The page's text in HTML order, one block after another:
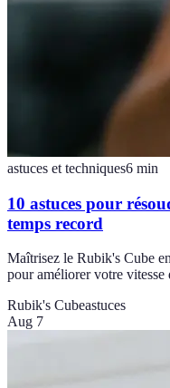
astuces et techniques6 min
10 astuces pour
temps record
Maîtrisez le Rubik's Cube
pour améliorer votre vitesse
Rubik's Cubeastuces
Aug 7